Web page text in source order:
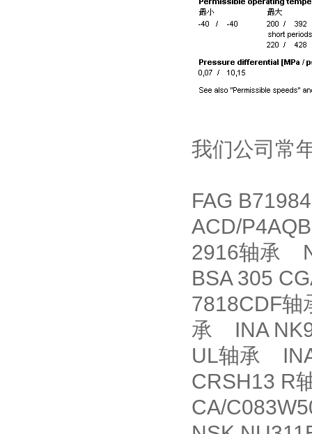
我们公司常
FAG
ACD/
2916轴承
BSA 305
7818CDF
承 INA
UL轴承
CRSH13 R
CA/